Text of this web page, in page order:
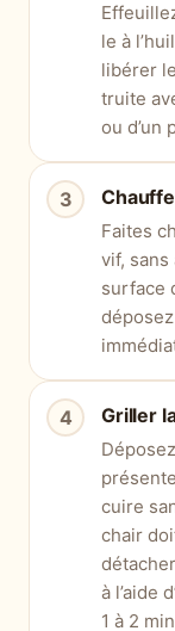
le à
libérer
truite
ou d’un
Faites
vif,
surface
Griller
cuire
chair
à l’aide
1 à 2